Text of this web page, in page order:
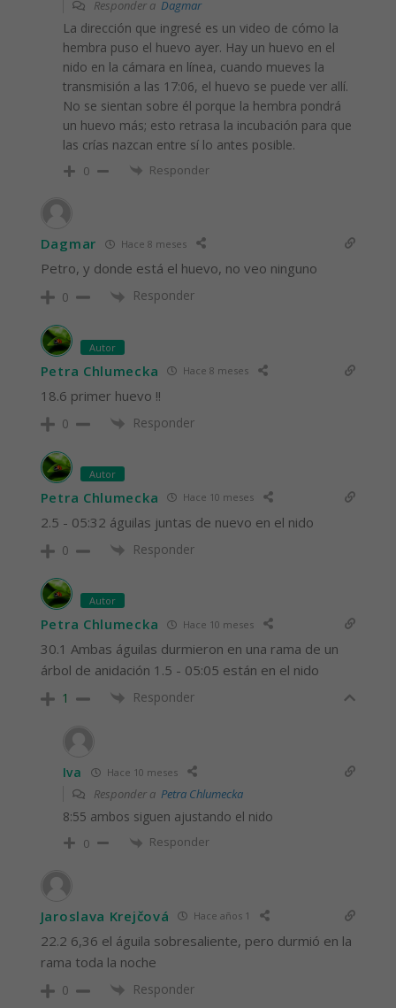
Responder a Dagmar
La dirección que ingresé es un video de cómo la
hembra puso el huevo ayer. Hay un huevo en el
nido en la cámara en línea, cuando mueves la
transmisión a las 17:06, el huevo se puede ver allí.
No se sientan sobre él porque la hembra pondrá
un huevo más; esto retrasa la incubación para que
las crías nazcan entre sí lo antes posible.
0 Responder
Dagmar Hace 8 meses
Petro, y donde está el huevo, no veo ninguno
0 Responder
Autor
Petra Chlumecka Hace 8 meses
18.6 primer huevo !!
0 Responder
Autor
Petra Chlumecka Hace 10 meses
2.5 - 05:32 águilas juntas de nuevo en el nido
0 Responder
Autor
Petra Chlumecka Hace 10 meses
30.1 Ambas águilas durmieron en una rama de un
árbol de anidación 1.5 - 05:05 están en el nido
1 Responder
Iva Hace 10 meses
Responder a Petra Chlumecka
8:55 ambos siguen ajustando el nido
0 Responder
Jaroslava Krejčová Hace años 1
22.2 6,36 el águila sobresaliente, pero durmió en la
rama toda la noche
0 Responder